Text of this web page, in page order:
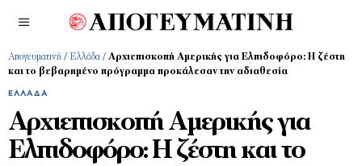
Απογευματινή / Ελλάδα / Αρχιεπισκοπή Αμερικής για Ελπιδοφόρο: Η ζέστη
και το βεβαρημένο πρόγραμμα προκάλεσαν την αδιαθεσία
ΕΛΛΆΔΑ
Αρχιεπισκοπή Αμερικής για
Ελπιδοφόρο: Η ζέστη και το